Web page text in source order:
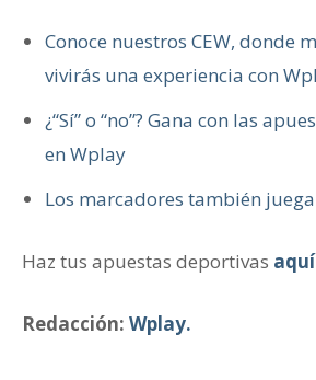
Conoce nuestros CEW, donde
vivirás una experiencia con
¿“Sí” o “no”? Gana con las
en Wplay
Los marcadores también
Haz tus apuestas deportivas
Redacción: Wplay.